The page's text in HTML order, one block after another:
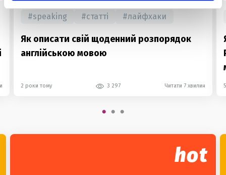
#speaking #статті #лайфхаки
Як описати свій щоденний розпорядок
англійською мовою
2 роки тому 3 297 Читати 7 хвилин
hot